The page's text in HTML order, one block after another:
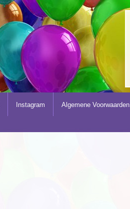
Instagram Algemene Voorwaarden